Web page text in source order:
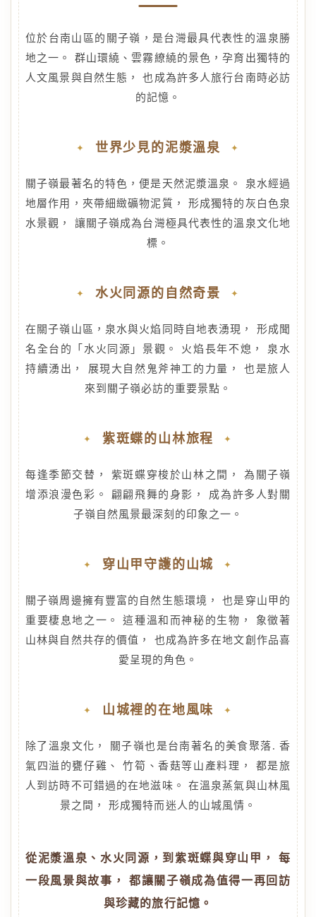
位於台南山區的關子嶺，是台灣最具代表性的溫泉勝
地之一。 群山環繞、雲霧繚繞的景色，孕育出獨特的
人文風景與自然生態， 也成為許多人旅行台南時必訪
的記憶。
世界少見的泥漿溫泉
關子嶺最著名的特色，便是天然泥漿溫泉。 泉水經過
地層作用，夾帶細緻礦物泥質， 形成獨特的灰白色泉
水景觀， 讓關子嶺成為台灣極具代表性的溫泉文化地
標。
水火同源的自然奇景
在關子嶺山區，泉水與火焰同時自地表湧現， 形成聞
名全台的「水火同源」景觀。 火焰長年不熄， 泉水
持續湧出， 展現大自然鬼斧神工的力量， 也是旅人
來到關子嶺必訪的重要景點。
紫斑蝶的山林旅程
每逢季節交替， 紫斑蝶穿梭於山林之間， 為關子嶺
增添浪漫色彩。 翩翩飛舞的身影， 成為許多人對關
子嶺自然風景最深刻的印象之一。
穿山甲守護的山城
關子嶺周邊擁有豐富的自然生態環境， 也是穿山甲的
重要棲息地之一。 這種溫和而神秘的生物， 象徵著
山林與自然共存的價值， 也成為許多在地文創作品喜
愛呈現的角色。
山城裡的在地風味
除了溫泉文化， 關子嶺也是台南著名的美食聚落. 香
氣四溢的甕仔雞、 竹筍、香菇等山產料理， 都是旅
人到訪時不可錯過的在地滋味。 在溫泉蒸氣與山林風
景之間， 形成獨特而迷人的山城風情。
從泥漿溫泉、水火同源，到紫斑蝶與穿山甲， 每
一段風景與故事， 都讓關子嶺成為值得一再回訪
與珍藏的旅行記憶。